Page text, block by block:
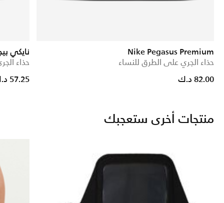
Nike Pegasus Premium
حذاء الجري على الطرق للنساء
82.00 د.ك
نايكي
حذاء
57.25 د.ك
منتجات أخرى ستعجبك